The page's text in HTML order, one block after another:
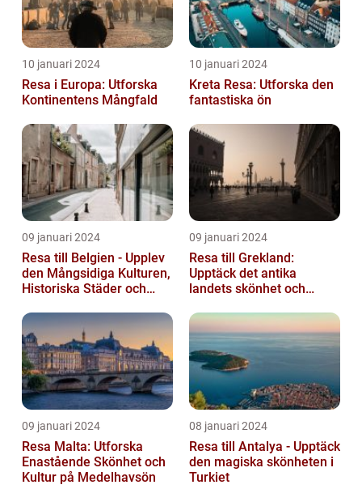
10 januari 2024
Resa i Europa: Utforska
Kontinentens Mångfald
10 januari 2024
Kreta Resa: Utforska den
fantastiska ön
09 januari 2024
Resa till Belgien - Upplev
den Mångsidiga Kulturen,
Historiska Städer och
09 januari 2024
Resa till Grekland:
Upptäck det antika
landets skönhet och
09 januari 2024
Resa Malta: Utforska
Enastående Skönhet och
Kultur på Medelhavsön
08 januari 2024
Resa till Antalya - Upptäck
den magiska skönheten i
Turkiet